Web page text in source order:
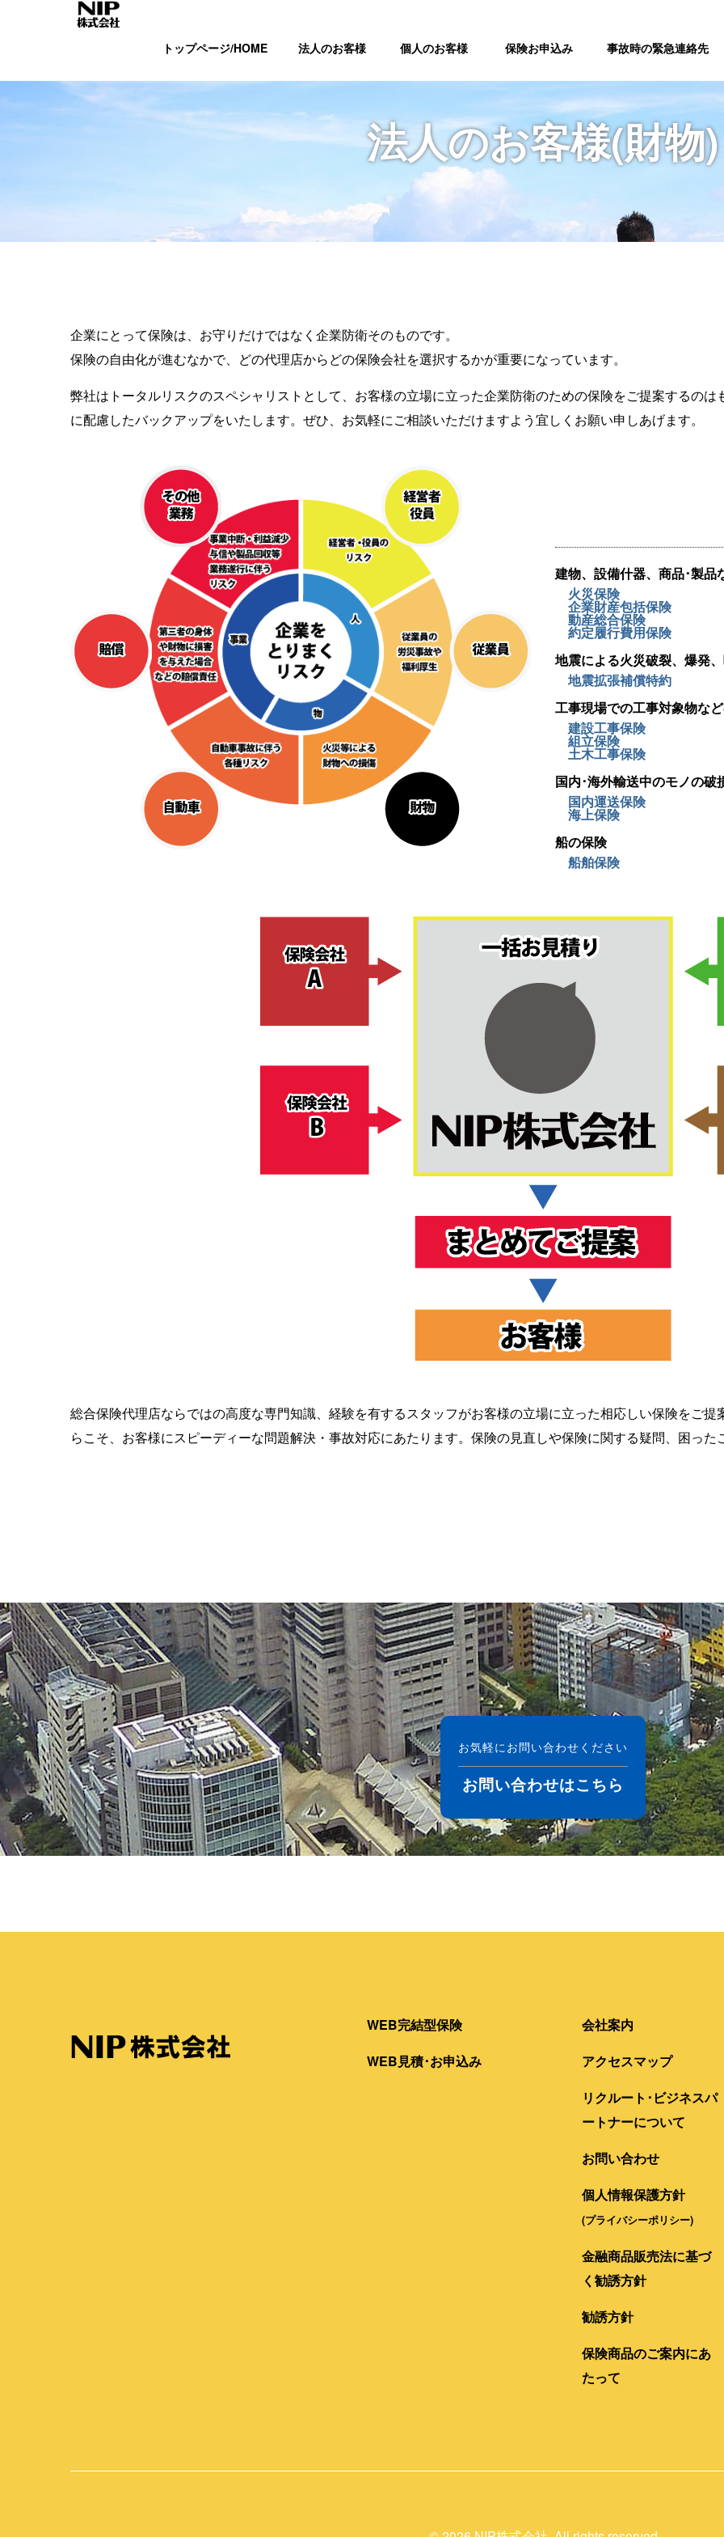
トップページ/HOME 法人のお客様 個人のお客様 保険お申込み 事故時の緊急連絡先
法人のお客様(財物)
企業にとって保険は、お守りだけではなく企業防衛そのものです。
保険の自由化が進むなかで、どの代理店からどの保険会社を選択するかが重要になっています。
弊社はトータルリスクのスペシャリストとして、お客様の立場に立った企業防衛のための保険をご提案するの
に配慮したバックアップをいたします。ぜひ、お気軽にご相談いただけますよう宜しくお願い申しあげます。
建物、設備什器、商品･製品
火災保険
企業財産包括保険
動産総合保険
約定履行費用保険
地震による火災破裂、爆発
地震拡張補償特約
工事現場での工事対象物な
建設工事保険
組立保険
土木工事保険
国内･海外輸送中のモノの破
国内運送保険
海上保険
船の保険
船舶保険
総合保険代理店ならではの高度な専門知識、経験を有するスタッフがお客様の立場に立った相応しい保険をご
らこそ、お客様にスピーディーな問題解決・事故対応にあたります。保険の見直しや保険に関する疑問、困っ
お気軽にお問い合わせください
お問い合わせはこちら
WEB完結型保険
WEB見積･お申込み
会社案内
アクセスマップ
リクルート･ビジネスパ
ートナーについて
お問い合わせ
個人情報保護方針
(プライバシーポリシー)
金融商品販売法に基づ
く勧誘方針
勧誘方針
保険商品のご案内にあ
たって